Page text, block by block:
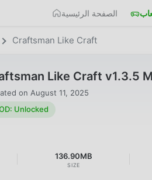
الصفحة الرئيسية
Craftsman Like Craft
Like Craft v1.3.5
on August 11, 2025
Unlocked
136.90MB
SIZE